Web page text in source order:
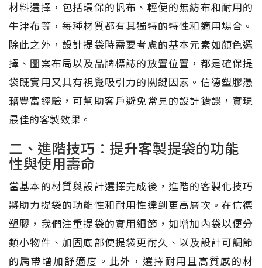
材料選擇，包括環保的帆布、輕便的無紡布和耐用的
牛津布等，每種材質都有其獨特的特性和適用場合。
除此之外，設計提袋時需要考慮的基本元素如顏色選
擇、圖案布局以及品牌標誌的放置位置，都是確保提
袋既實用又具有視覺吸引力的關鍵因素。信德塑膠憑
藉豐富經驗，可幫助客戶避免常見的設計錯誤，實現
最佳的客製效果。
二、進階技巧：提升客製提袋的功能
性與使用壽命
當基本的材質與設計選擇完成後，進階的客製化技巧
將助力提袋的功能性和耐用性達到更高層次。在信德
塑膠，我們注重提袋的實用細節，如增加內袋以便分
類小物件、加固底部使提袋更耐久、以及設計可調節
的肩帶增加舒適度。此外，選擇耐用且高質感的材